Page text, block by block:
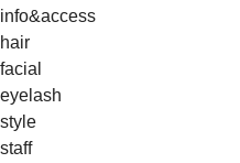
info&access
hair
facial
eyelash
style
staff